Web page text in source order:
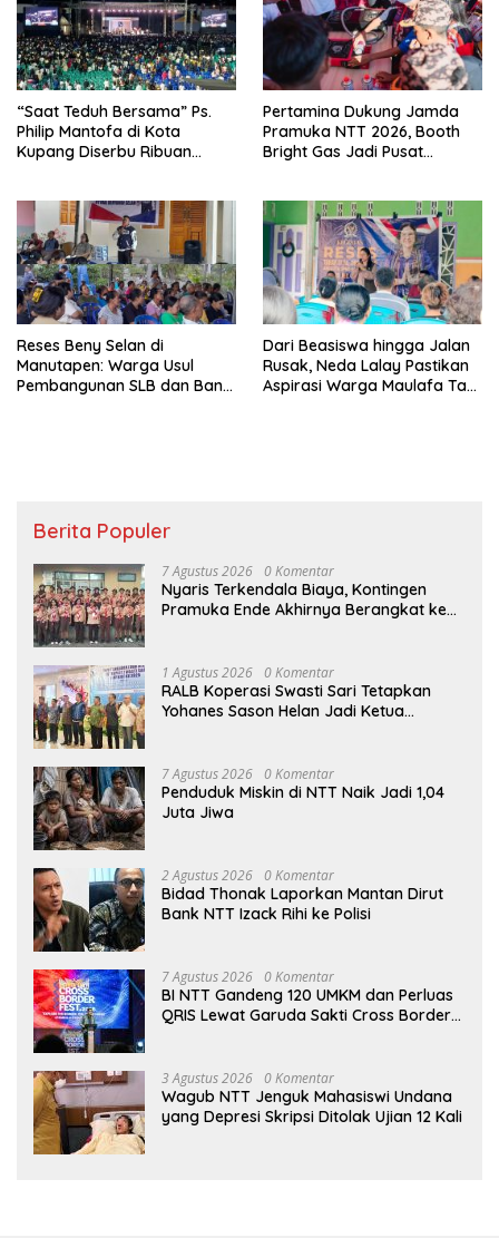
“Saat Teduh Bersama” Ps.
Philip Mantofa di Kota
Kupang Diserbu Ribuan
Pertamina Dukung Jamda
Pramuka NTT 2026, Booth
Bright Gas Jadi Pusat
Reses Beny Selan di
Manutapen: Warga Usul
Pembangunan SLB dan Bank
Dari Beasiswa hingga Jalan
Rusak, Neda Lalay Pastikan
Aspirasi Warga Maulafa Tak
Berita Populer
7 Agustus 2026 0 Komentar
Nyaris Terkendala Biaya, Kontingen
Pramuka Ende Akhirnya Berangkat ke
1 Agustus 2026 0 Komentar
RALB Koperasi Swasti Sari Tetapkan
Yohanes Sason Helan Jadi Ketua
7 Agustus 2026 0 Komentar
Penduduk Miskin di NTT Naik Jadi 1,04
Juta Jiwa
2 Agustus 2026 0 Komentar
Bidad Thonak Laporkan Mantan Dirut
Bank NTT Izack Rihi ke Polisi
7 Agustus 2026 0 Komentar
BI NTT Gandeng 120 UMKM dan Perluas
QRIS Lewat Garuda Sakti Cross Border
3 Agustus 2026 0 Komentar
Wagub NTT Jenguk Mahasiswi Undana
yang Depresi Skripsi Ditolak Ujian 12 Kali